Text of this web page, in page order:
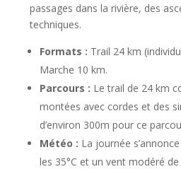
passages dans la rivière, des
techniques.
Formats : Trail 24 km
Marche 10 km.
Parcours : Le trail de 24 km
montées avec cordes et des
d’environ 300m pour ce
Météo : La journée
les 35°C et un vent modéré